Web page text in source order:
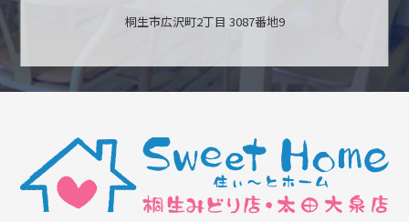
桐生市広沢町2丁目 3087番地9